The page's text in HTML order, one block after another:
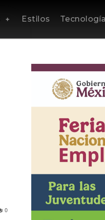
Estilos Tecnología
0